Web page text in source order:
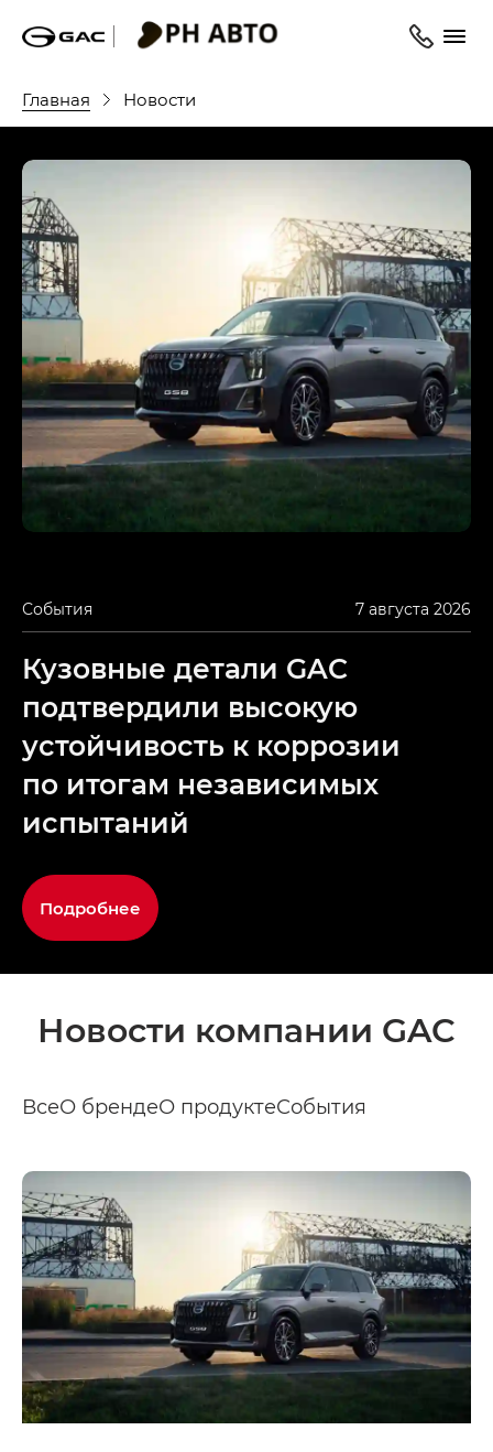
Главная Новости
События 7 августа 2026
Кузовные детали GAC
подтвердили высокую
устойчивость к коррозии
по итогам независимых
испытаний
Подробнее
Новости компании GAC
ВсеО брендеО продуктеСобытия